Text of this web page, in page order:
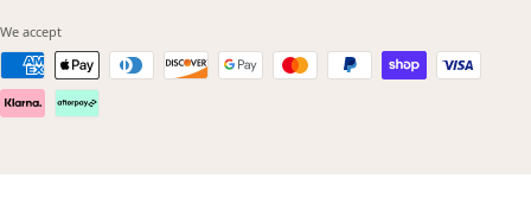
We accept